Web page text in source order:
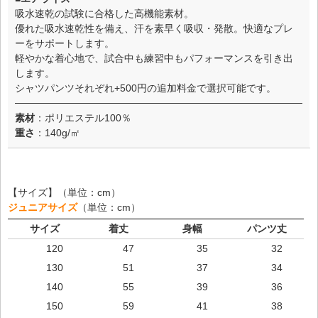
吸水速乾の試験に合格した高機能素材。
優れた吸水速乾性を備え、汗を素早く吸収・発散。快適なプレ
ーをサポートします。
軽やかな着心地で、試合中も練習中もパフォーマンスを引き出
します。
シャツパンツそれぞれ+500円の追加料金で選択可能です。
素材 ：ポリエステル100％
重さ ：140g/㎡
【サイズ】（単位：cm）
ジュニアサイズ（単位：cm）
サイズ
着丈 身幅
パンツ丈
120
47 35
32
130
51 37
34
140
55 39
36
150
59 41 38